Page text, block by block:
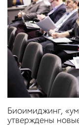
Биоимиджинг,
утверждены